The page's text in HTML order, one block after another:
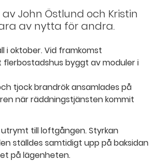
John Östlund och Kristin
av nytta för andra.
i oktober. Vid framkomst
byggt av moduler i
tjock brandrök ansamlades på
när räddningstjänsten kommit
till loftgången. Styrkan
ställdes samtidigt upp på baksidan
på lägenheten.